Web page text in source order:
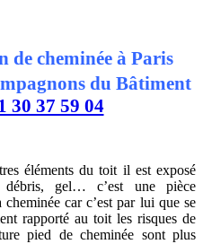
de cheminée à Paris
du Bâtiment
30 37 59 04
éléments du toit il est exposé
débris, gel… c’est une pièce
car c’est par lui que se
rapporté au toit les risques de
pied de cheminée sont plus